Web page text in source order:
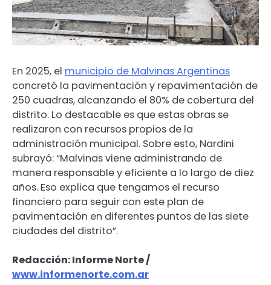
En 2025, el municipio de Malvinas Argentinas
concretó la pavimentación y repavimentación de
250 cuadras, alcanzando el 80% de cobertura del
distrito. Lo destacable es que estas obras se
realizaron con recursos propios de la
administración municipal. Sobre esto, Nardini
subrayó: “Malvinas viene administrando de
manera responsable y eficiente a lo largo de diez
años. Eso explica que tengamos el recurso
financiero para seguir con este plan de
pavimentación en diferentes puntos de las siete
ciudades del distrito”.
Redacción: Informe Norte /
www.informenorte.com.ar